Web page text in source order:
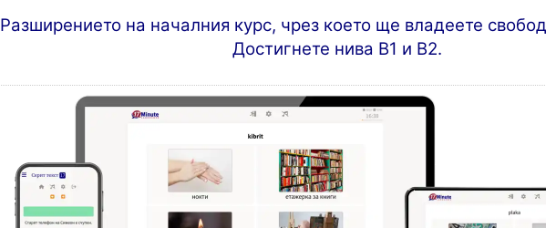
Разширението на началния курс, чрез което ще владеете
Достигнете нива B1 и B2.